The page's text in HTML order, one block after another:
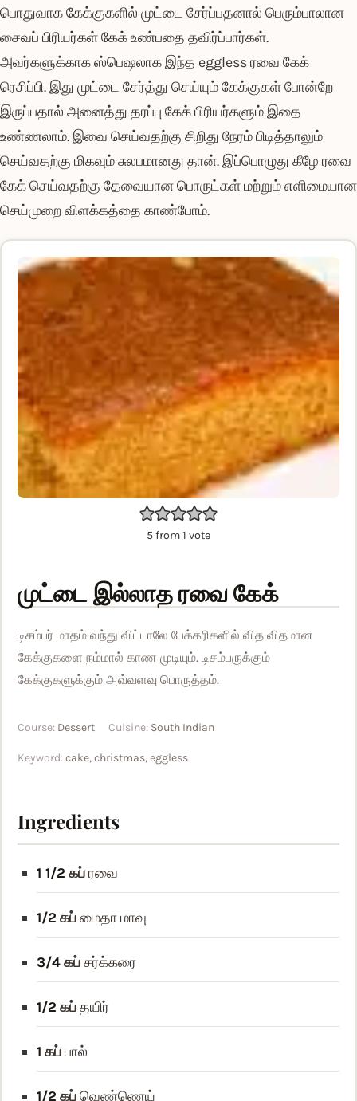
பொதுவாக கேக்குகளில் முட்டை சேர்ப்பதனால் பெரும்பாலான
சைவப் பிரியர்கள் கேக் உண்பதை தவிர்ப்பார்கள்.
அவர்களுக்காக ஸ்பெஷலாக இந்த eggless ரவை கேக்
ரெசிப்பி. இது முட்டை சேர்த்து செய்யும் கேக்குகள் போன்றே
இருப்பதால் அனைத்து தரப்பு கேக் பிரியர்களும் இதை
உண்ணலாம். இவை செய்வதற்கு சிறிது நேரம் பிடித்தாலும்
செய்வதற்கு மிகவும் சுலபமானது தான். இப்பொழுது கீழே ரவை
கேக் செய்வதற்கு தேவையான பொருட்கள் மற்றும் எளிமையான
செய்முறை விளக்கத்தை காண்போம்.
5from 1 vote
முட்டை இல்லாத ரவை கேக்
டிசம்பர் மாதம் வந்து விட்டாலே பேக்கரிகளில் வித விதமான
கேக்குகளை நம்மால் காண முடியும். டிசம்பருக்கும்
கேக்குகளுக்கும் அவ்வளவு பொருத்தம்.
Course: Dessert Cuisine: South Indian
Keyword:cake, christmas, eggless
Ingredients
1 1/2 கப்ரவை
1/2 கப்மைதா மாவு
3/4கப்சர்க்கரை
1/2 கப்தயிர்
1 கப்பால்
1/2 கப்வெண்ணெய்